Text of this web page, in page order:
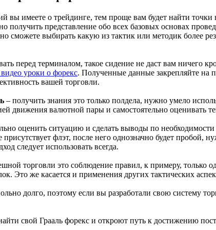
вы имеете о трейдинге, тем проще вам будет найти точки
получить представление обо всех базовых основах
сможете выбирать какую из тактик или методик более
перед терминалом, такое сидение не даст вам ничего
уроки о форекс. Полученные данные закрепляйте на
вашей торговли.
– получить знания это только полдела, нужно умело
движения валютной пары и самостоятельно оценивать
оценить ситуацию и сделать выводы по
флэт, после него однозначно будет пробой,
следует использовать всегда.
торговли это соблюдение правил, к примеру, только
Это же касается и применения других тактических
долго, поэтому если вы разработали свою систему
свой Грааль форекс и откроют путь к достижению